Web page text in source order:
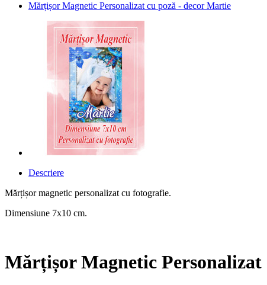
Mărțișor Magnetic Personalizat cu poză - decor Martie
Descriere
Mărțișor magnetic personalizat cu fotografie.
Dimensiune 7x10 cm.
Mărțișor Magnetic